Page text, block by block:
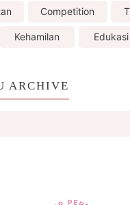
Competition
Kehamilan Edukasi
ARCHIVE